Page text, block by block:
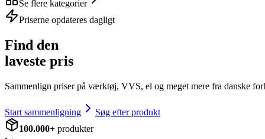
Se flere kategorier
Priserne opdateres dagligt
Find den
laveste pris
Sammenlign priser på værktøj, VVS, el og meget mere fra danske
Start sammenligning
Søg efter produkt
100.000+ produkter